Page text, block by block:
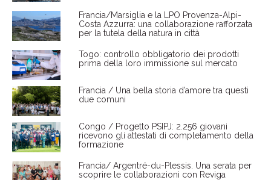
Francia/Marsiglia e la LPO Provenza-Alpi-
Costa Azzurra: una collaborazione rafforzata
per la tutela della natura in città
Togo: controllo obbligatorio dei prodotti
prima della loro immissione sul mercato
Francia / Una bella storia d’amore tra questi
due comuni
Congo / Progetto PSIPJ: 2.256 giovani
ricevono gli attestati di completamento della
formazione
Francia/ Argentré-du-Plessis. Una serata per
scoprire le collaborazioni con Reviga